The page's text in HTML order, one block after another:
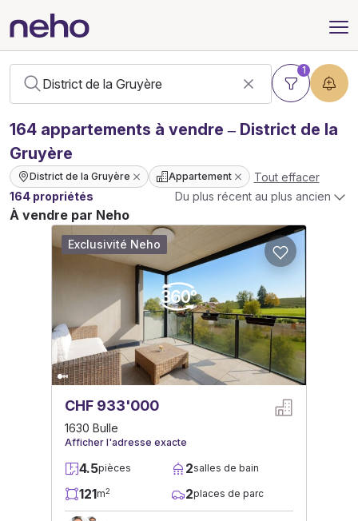
1
164 appartements à vendre – District de la
Gruyère
District de la Gruyère Appartement
Tout effacer
164 propriétés
Du plus récent au plus ancien
À vendre par Neho
CHF 933'000
1630 Bulle
Afficher l'adresse exacte
4.5pièces 2salles de bain
121m2 2places de parc
Exclusivité Neho